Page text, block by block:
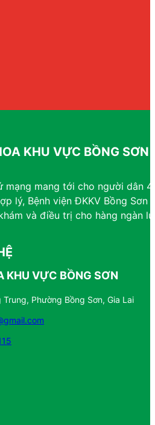
KHU VỰC BỒNG SƠN
mạng mang tới cho người dân
lý, Bệnh viện ĐKKV Bồng
và điều trị cho hàng ngàn
KHU VỰC BỒNG SƠN
Phường Bồng Sơn, Gia Lai